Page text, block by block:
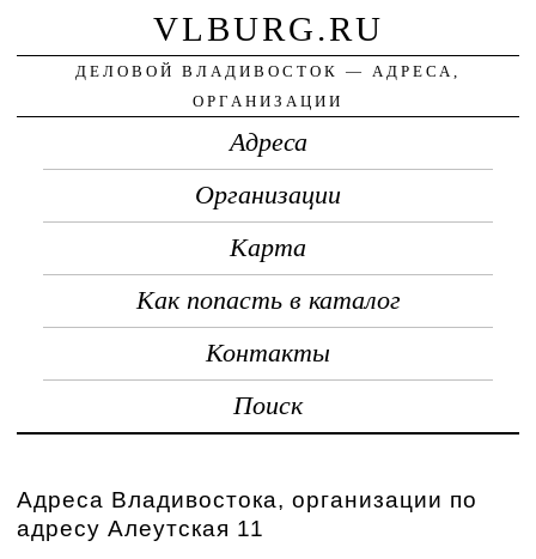
VLBURG.RU
ДЕЛОВОЙ ВЛАДИВОСТОК — АДРЕСА,
ОРГАНИЗАЦИИ
Адреса
Организации
Карта
Как попасть в каталог
Контакты
Поиск
Адреса Владивостока, организации по
адресу Алеутская 11